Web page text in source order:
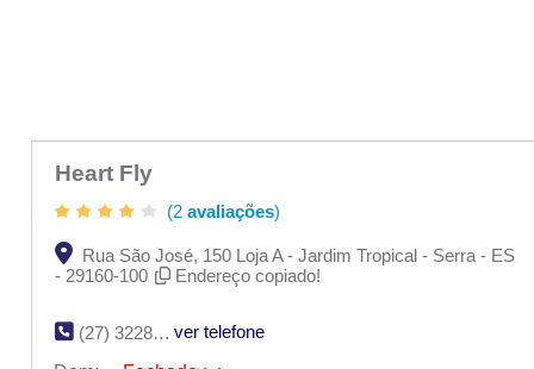
Heart Fly
(2 avaliações)
Rua São José, 150 Loja A - Jardim Tropical - Serra - ES
- 29160-100
Endereço copiado!
(27) 3228-4679
ver telefone